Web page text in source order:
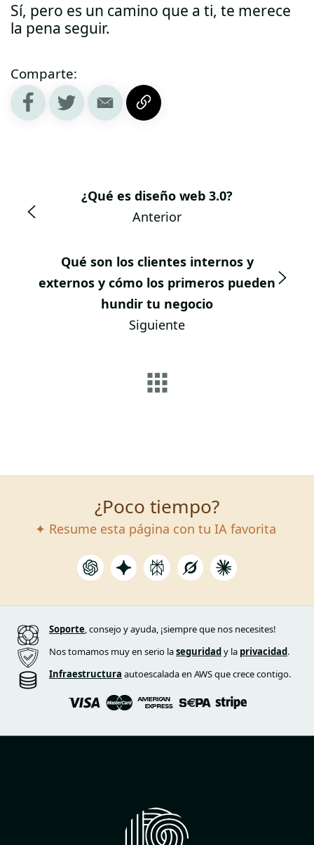
Sí, pero es un camino que a ti, te merece
la pena seguir.
Comparte:
¿Qué es diseño web 3.0?
Anterior
Qué son los clientes internos y
externos y cómo los primeros pueden
hundir tu negocio
Siguiente
¿Poco tiempo?
✦ Resume esta página con tu IA favorita
Soporte, consejo y ayuda, ¡siempre que nos necesites!
Nos tomamos muy en serio laseguridady la privacidad.
Infraestructura autoescalada en AWS que crece contigo.